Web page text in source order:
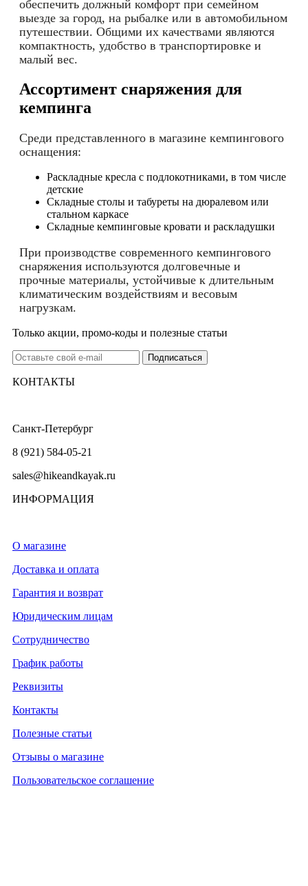
обеспечить должный комфорт при семейном
выезде за город, на рыбалке или в автомобильном
путешествии. Общими их качествами являются
компактность, удобство в транспортировке и
малый вес.
Ассортимент снаряжения для
кемпинга
Среди представленного в магазине кемпингового
оснащения:
Раскладные кресла с подлокотниками, в том числе
детские
Складные столы и табуреты на дюралевом или
стальном каркасе
Складные кемпинговые кровати и раскладушки
При производстве современного кемпингового
снаряжения используются долговечные и
прочные материалы, устойчивые к длительным
климатическим воздействиям и весовым
нагрузкам.
Только акции, промо-коды и полезные статьи
КОНТАКТЫ
Санкт-Петербург
8 (921) 584-05-21
sales@hikeandkayak.ru
ИНФОРМАЦИЯ
О магазине
Доставка и оплата
Гарантия и возврат
Юридическим лицам
Сотрудничество
График работы
Реквизиты
Контакты
Полезные статьи
Отзывы о магазине
Пользовательское соглашение